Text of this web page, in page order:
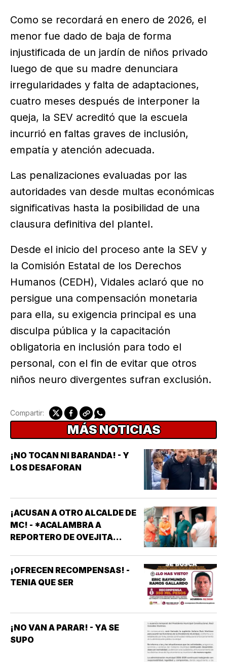
Como se recordará en enero de 2026, el
menor fue dado de baja de forma
injustificada de un jardín de niños privado
luego de que su madre denunciara
irregularidades y falta de adaptaciones,
cuatro meses después de interponer la
queja, la SEV acreditó que la escuela
incurrió en faltas graves de inclusión,
empatía y atención adecuada.
Las penalizaciones evaluadas por las
autoridades van desde multas económicas
significativas hasta la posibilidad de una
clausura definitiva del plantel.
Desde el inicio del proceso ante la SEV y
la Comisión Estatal de los Derechos
Humanos (CEDH), Vidales aclaró que no
persigue una compensación monetaria
para ella, su exigencia principal es una
disculpa pública y la capacitación
obligatoria en inclusión para todo el
personal, con el fin de evitar que otros
niños neuro divergentes sufran exclusión.
Compartir:
MÁS NOTICIAS
¡NO TOCAN NI BARANDA! - Y
LOS DESAFORAN
¡ACUSAN A OTRO ALCALDE DE
MC! - *ACALAMBRA A
REPORTERO DE OVEJITA
¡OFRECEN RECOMPENSAS! -
TENIA QUE SER
¡NO VAN A PARAR! - YA SE
SUPO